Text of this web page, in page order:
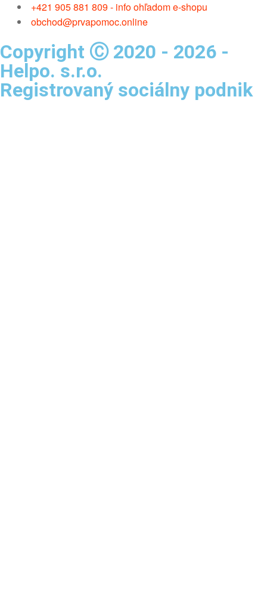
+421 905 881 809 - info ohľadom e-shopu
obchod@prvapomoc.online
Copyright Ⓒ 2020 - 2026 -
Helpo. s.r.o.
Registrovaný sociálny podnik